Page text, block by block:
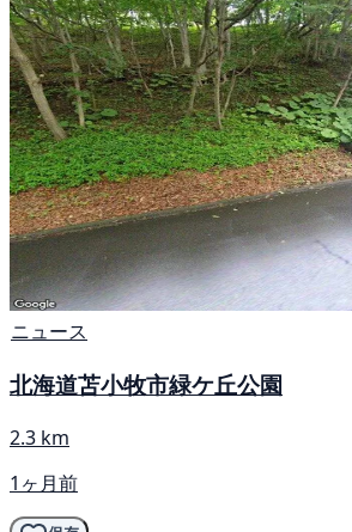
ニュース
北海道苫小牧市緑ケ丘公園
2.3 km
1ヶ月前